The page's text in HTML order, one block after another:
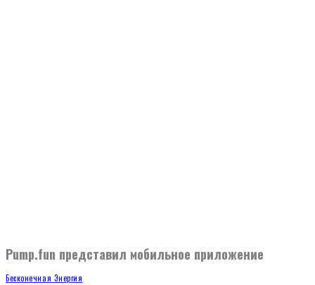
Pump.fun представил мобильное приложение
Бесконечная Энергия